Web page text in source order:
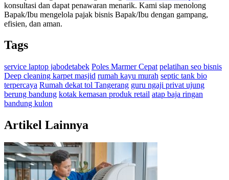
konsultasi dan dapat penawaran menarik. Kami siap menolong
Bapak/Ibu mengelola pajak bisnis Bapak/Ibu dengan gampang,
efisien, dan aman.
Tags
service laptop jabodetabek Poles Marmer Cepat pelatihan seo bisnis
Deep cleaning karpet masjid rumah kayu murah septic tank bio
terpercaya Rumah dekat tol Tangerang guru ngaji privat ujung
berung bandung kotak kemasan produk retail atap baja ringan
bandung kulon
Artikel Lainnya